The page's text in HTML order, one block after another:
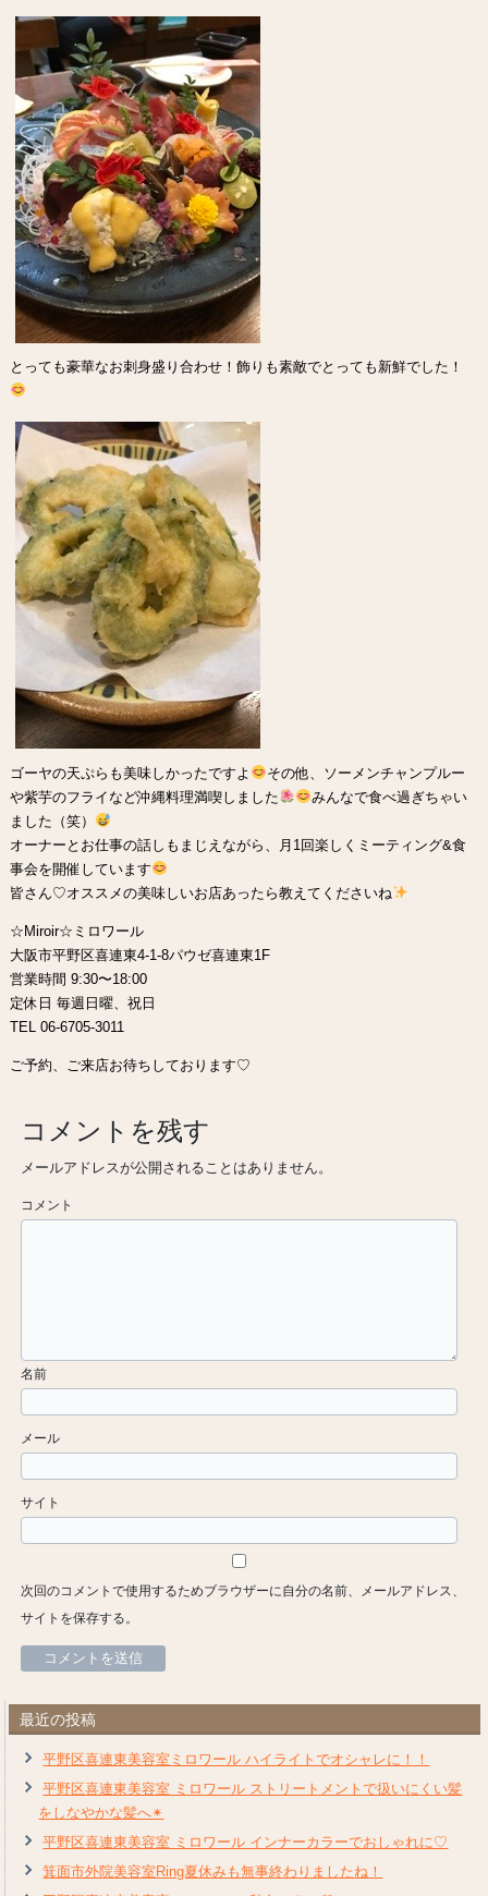
とっても豪華なお刺身盛り合わせ！飾りも素敵でとっても新鮮でした！
ゴーヤの天ぷらも美味しかったですよ
その他、ソーメンチャンプルー
や紫芋のフライなど沖縄料理満喫しました
みんなで食べ過ぎちゃい
ました（笑）
オーナーとお仕事の話しもまじえながら、月1回楽しくミーティング&食
事会を開催しています
皆さん♡オススメの美味しいお店あったら教えてくださいね
☆Miroir☆ミロワール
大阪市平野区喜連東4-1-8パウゼ喜連東1F
営業時間 9:30〜18:00
定休日 毎週日曜、祝日
TEL 06-6705-3011
ご予約、ご来店お待ちしております♡
コメントを残す
メールアドレスが公開されることはありません。
コメント
名前
メール
サイト
次回のコメントで使用するためブラウザーに自分の名前、メールアドレス、
サイトを保存する。
最近の投稿
平野区喜連東美容室ミロワール ハイライトでオシャレに！！
平野区喜連東美容室 ミロワール ストリートメントで扱いにくい髪
をしなやかな髪へ✴︎
平野区喜連東美容室 ミロワール インナーカラーでおしゃれに♡
箕面市外院美容室Ring夏休みも無事終わりましたね！